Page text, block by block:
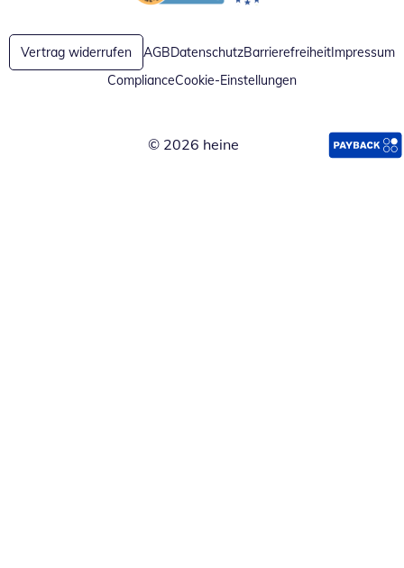
Öffnet in neuem FensterÖffnet in neuem Fenster
Vertrag widerrufen AGBDatenschutzBarrierefreiheitImpressum
ComplianceCookie-Einstellungen
© 2026 heine